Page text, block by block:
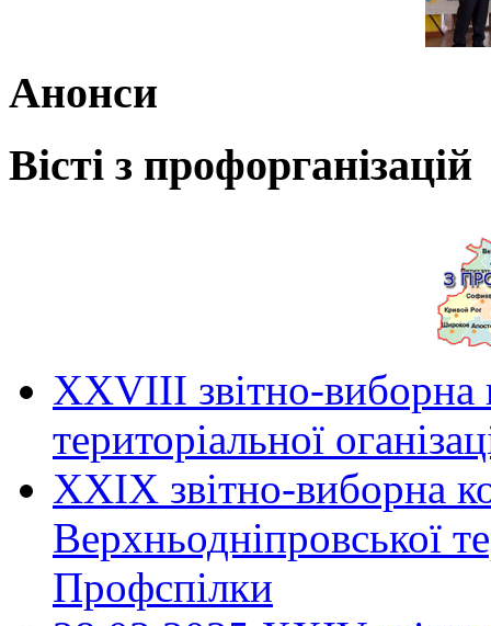
Анонси
Вісті з профорганізацій
ХХVIII звітно-виборна
територіальної
XXIX звітно-виборна
Верхньодніпровської
Профспілки